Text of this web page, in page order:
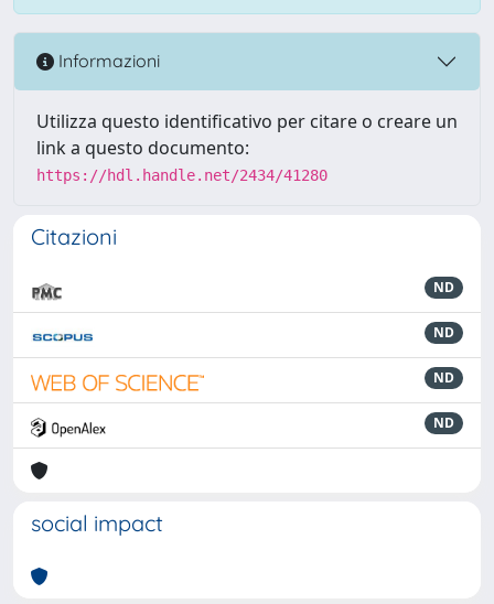
Informazioni
Utilizza questo identificativo per citare o creare un
link a questo documento:
https://hdl.handle.net/2434/41280
Citazioni
ND
ND
ND
ND
social impact